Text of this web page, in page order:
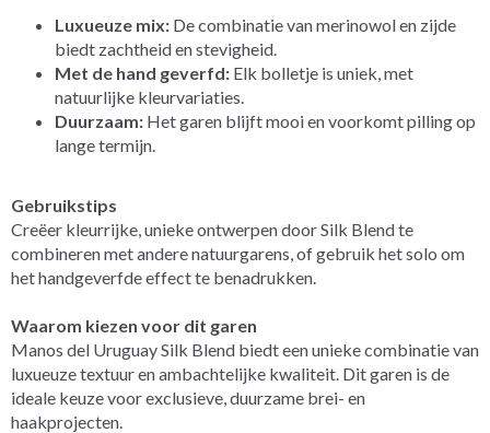
Luxueuze mix: De combinatie van merinowol en zijde
biedt zachtheid en stevigheid.
Met de hand geverfd: Elk bolletje is uniek, met
natuurlijke kleurvariaties.
Duurzaam: Het garen blijft mooi en voorkomt pilling op
lange termijn.
Gebruikstips
Creëer kleurrijke, unieke ontwerpen door Silk Blend te
combineren met andere natuurgarens, of gebruik het solo om
het handgeverfde effect te benadrukken.
Waarom kiezen voor dit garen
Manos del Uruguay Silk Blend biedt een unieke combinatie van
luxueuze textuur en ambachtelijke kwaliteit. Dit garen is de
ideale keuze voor exclusieve, duurzame brei- en
haakprojecten.